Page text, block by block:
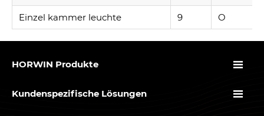
Einzel kammer leuchte 9 O
HORWIN Produkte 
Kundenspezifische Lösungen 